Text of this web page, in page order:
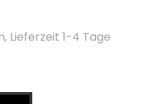
Lieferzeit 1-4 Tage